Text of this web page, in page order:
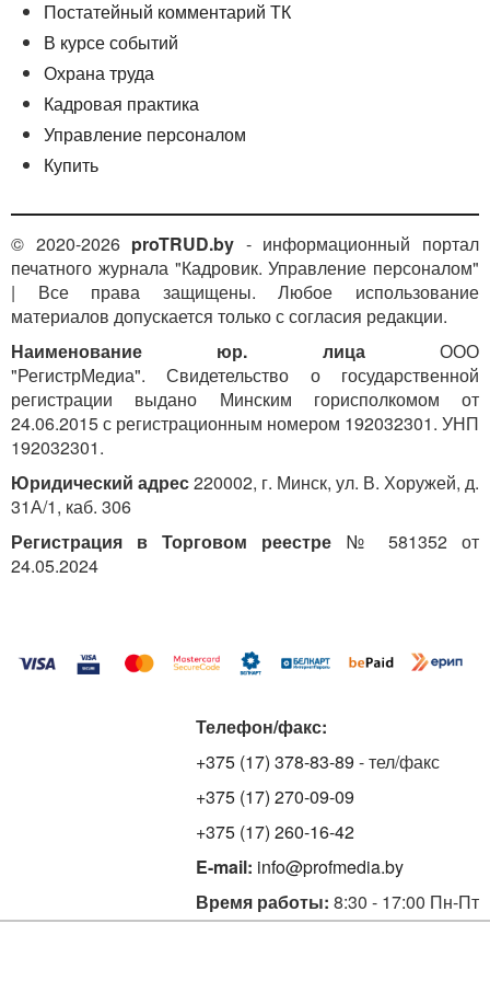
педагогического работника), и др.;
электронной образовательной среды,
включающей в себя систему электронного
обучения, электронные образовательные
ресурсы, электронные информационные
ресурсы, совокупность информационных
технологий, телекоммуникационных технологий,
соответствующих технических средств и др.;
личного кабинета обучающегося в электронной
образовательной среде;
процедуры прокторинга — процедуры контроля
личности обучающегося и подтверждения
результатов прохождения аттестации (с
помощью технических средств контроля (аудио-
и видеосредства, протоколирование и др.);
современных технических средств для
процедуры прокторинга, позволяющих
осуществлять идентификацию личности
обучающегося, контроль постоянного
присутствия обучающегося в месте
прохождения аттестации, отсутствия подмены
обучающегося, регистрацию возможных попыток
нарушения установленных правил проведения
аттестации со стороны обучающегося, и др. (
РЕАЛИЗАЦИИ ОБРАЗОВАТЕЛЬНЫХ ПРОГРАММ
ПРИ ДИСТАНЦИОННОЙ ФОРМЕ ПОЛУЧЕНИЯ
Учреждения образования при реализации
образовательных программ в дистанционной форме
получения образования разрабатывают порядок
реализации образовательных программ
профессионально-технического и (или) среднего
специального образования в учреждении
образования, утверждаемый руководителем
учреждения образования, определяющий:
Постатейный комментарий ТК
В курсе событий
Охрана труда
Кадровая практика
Управление персоналом
Купить
© 2020-2026 proTRUD.by - информационный портал
печатного журнала "Кадровик. Управление персоналом"
| Все права защищены. Любое использование
материалов допускается только с согласия редакции.
Наименование юр. лицаООО
"РегистрМедиа". Свидетельство о государственной
регистрации выдано Минским горисполкомом от
24.06.2015 с регистрационным номером 192032301. УНП
192032301.
Юридический адрес220002, г. Минск, ул. В. Хоружей, д.
31А/1, каб. 306
Регистрация в Торговом реестре № 581352 от
24.05.2024
Телефон/факс:
+375 (17) 378-83-89 - тел/факс
+375 (17) 270-09-09
+375 (17) 260-16-42
E-mail: info@profmedia.by
Время работы: 8:30 - 17:00 Пн-Пт